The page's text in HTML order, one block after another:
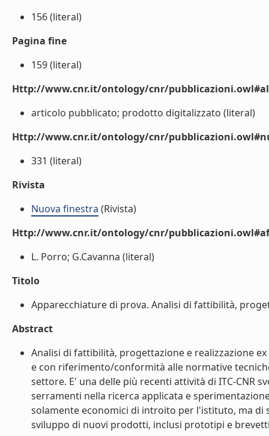
156 (literal)
Pagina fine
159 (literal)
Http://www.cnr.it/ontology/cnr/
articolo pubblicato; prodotto digitalizzato (literal)
Http://www.cnr.it/ontology/cnr/
331 (literal)
Rivista
Nuova finestra (Rivista)
Http://www.cnr.it/ontology/cnr/
L. Porro; G.Cavanna (literal)
Titolo
Apparecchiature di prova. Analisi di fattibilità,
Abstract
Analisi di fattibilità, progettazione e realizzazione
e con riferimento/conformità alle normative
settore. E' una delle più recenti attività di ITC-CNR
serramenti nella ricerca applicata e
solamente economici di introito per l'istituto, ma di
sviluppo di nuovi prodotti, inclusi prototipi e